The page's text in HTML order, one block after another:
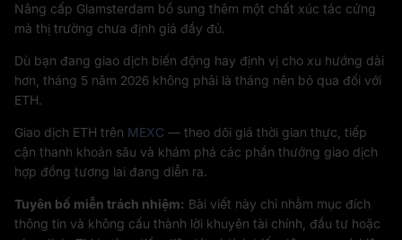
Nâng cấp Glamsterdam bổ sung thêm một chất xúc tác cứng
mà thị trường chưa định giá đầy đủ.
Dù bạn đang giao dịch biến động hay định vị cho xu hướng dài
hơn, tháng 5 năm 2026 không phải là tháng nên bỏ qua đối với
ETH.
Giao dịch ETH trên MEXC — theo dõi giá thời gian thực, tiếp
cận thanh khoản sâu và khám phá các phần thưởng giao dịch
hợp đồng tương lai đang diễn ra.
Tuyên bố miễn trách nhiệm: Bài viết này chỉ nhằm mục đích
thông tin và không cấu thành lời khuyên tài chính, đầu tư hoặc